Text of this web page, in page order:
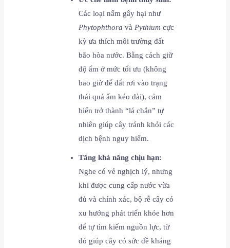
Các loại nấm gây hại như
Phytophthora vàPythium cực
kỳ ưa thích môi trường đất
bão hòa nước. Bằng cách giữ
độ ẩm ở mức tối ưu (không
bao giờ để đất rơi vào trạng
thái quá ẩm kéo dài), cảm
biến trở thành “lá chắn” tự
nhiên giúp cây tránh khỏi các
dịch bệnh nguy hiểm.
Tăng khả năng chịu hạn:
Nghe có vẻ nghịch lý, nhưng
khi được cung cấp nước vừa
đủ và chính xác, bộ rễ cây có
xu hướng phát triển khỏe hơn
để tự tìm kiếm nguồn lực, từ
đó giúp cây có sức đề kháng